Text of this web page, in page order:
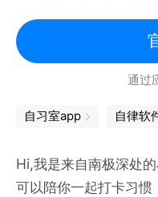
计时器
精准计时功能，支持
自定义计时提醒，帮通过
自习室app 自律软
Hi,我是来自南极深处
可以陪你一起打卡习惯